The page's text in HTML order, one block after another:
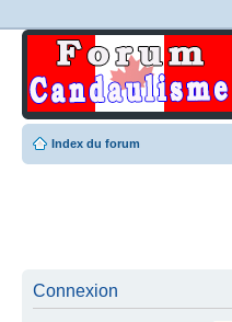
Index du forum
Connexion